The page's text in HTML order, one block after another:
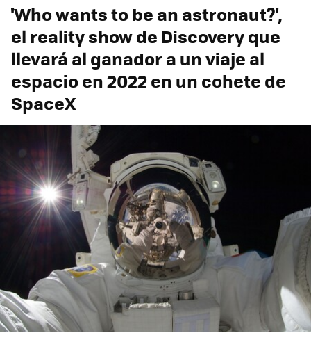
'Who wants to be an astronaut?',
el reality show de Discovery que
llevará al ganador a un viaje al
espacio en 2022 en un cohete de
SpaceX